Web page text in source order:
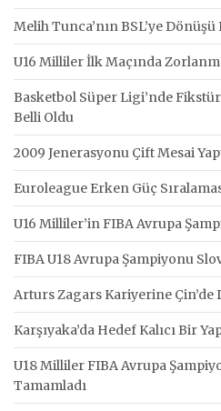
Melih Tunca’nın BSL’ye
U16 Milliler İlk Maçında
Basketbol Süper Ligi’nde
Belli Oldu
2009 Jenerasyonu Çift Mesai
Euroleague Erken Güç
U16 Milliler’in FIBA Avrupa
FIBA U18 Avrupa Şampiyonu
Arturs Zagars Kariyerine Çin’de
Karşıyaka’da Hedef Kalıcı Bir
U18 Milliler FIBA Avrupa
Tamamladı